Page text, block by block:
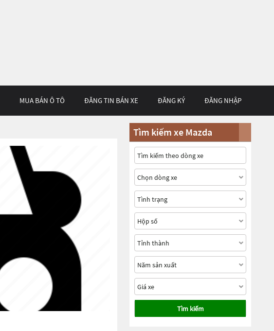
MUA BÁN Ô TÔ ĐĂNG TIN BÁN XE ĐĂNG KÝ ĐĂNG NHẬP
Tìm kiếm xe Mazda
Tìm kiếm